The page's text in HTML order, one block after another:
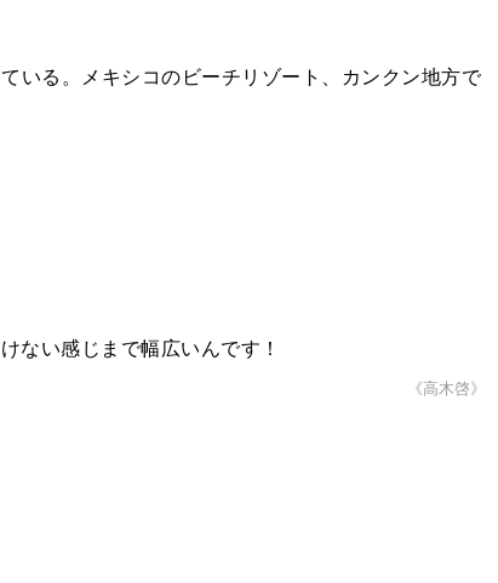
いる。メキシコのビーチリゾート、カンクン地方で
い感じまで幅広いんです！
《高木啓》